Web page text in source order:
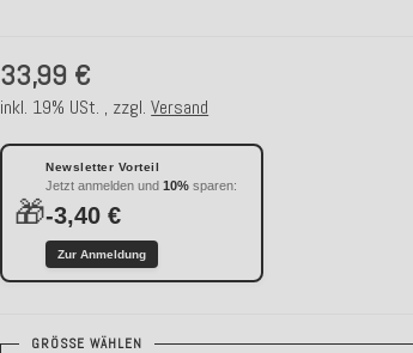
33,99 €
inkl. 19% USt. , zzgl.Versand
🎁
Newsletter Vorteil
Jetzt anmelden und10% sparen:
-3,40 €
Zur Anmeldung
GRÖSSE WÄHLEN